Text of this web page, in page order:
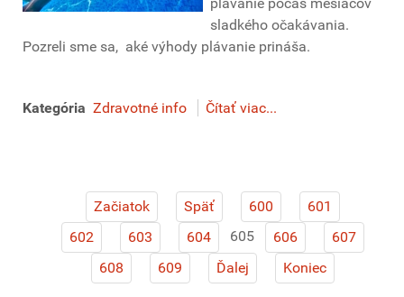
sladkého očakávania.
Pozreli sme sa, aké výhody plávanie prináša.
Kategória Zdravotné info Čítať viac...
Začiatok Späť 600
601
602
603 604 605 606
607
608
609 Ďalej Koniec